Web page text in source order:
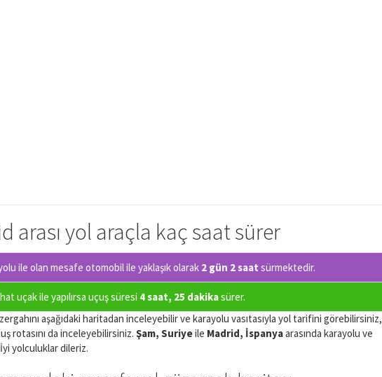
arası yol araçla kaç saat sürer
ile olan mesafe otomobil ile yaklaşık olarak 2 gün 2 saat sürmektedir.
uçak ile yapılırsa uçuş süresi 4 saat, 25 dakikasürer.
aşağıdaki haritadan inceleyebilir ve karayolu vasıtasıyla yol tarifini görebilirsiniz,
rotasını da inceleyebilirsiniz. Şam, Suriyeile Madrid, İspanyaarasında karayolu ve
İyi yolculuklar dileriz.